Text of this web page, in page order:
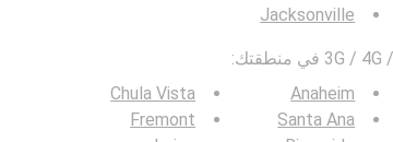
Jacksonville
Anaheim
Santa Ana
Chula Vista
Fremont